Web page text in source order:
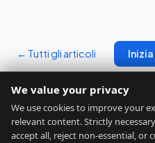
← Tutti gli articoli
We value your privacy
We use cookies to improve your
relevant content. Strictly
accept all, reject non-essential, or